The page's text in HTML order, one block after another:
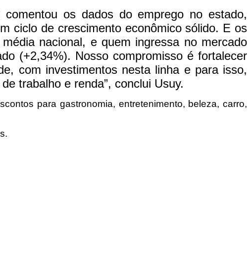
os dados do emprego no estado,
ciclo de crescimento econômico sólido. E os
nacional, e quem ingressa no mercado
(+2,34%). Nosso compromisso é fortalecer
com investimentos nesta linha e para isso,
trabalho e renda”, conclui Usuy.
para gastronomia, entretenimento, beleza, carro,